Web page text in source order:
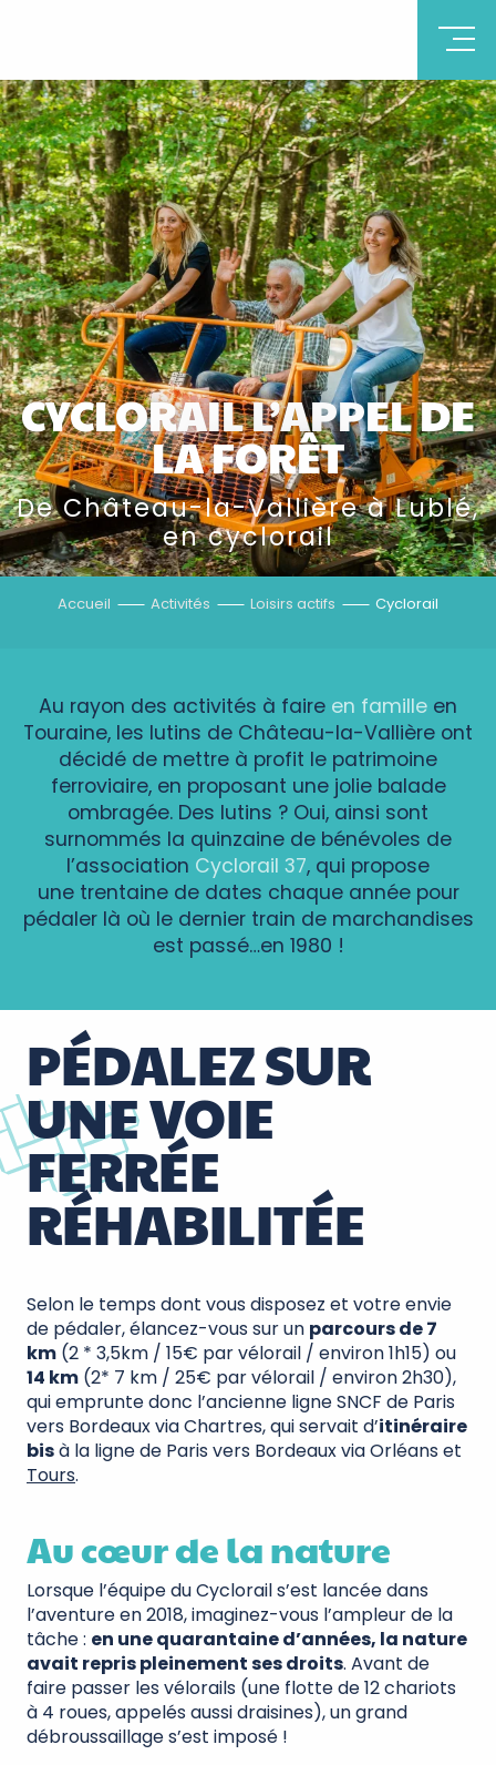
CYCLORAIL L’APPEL DE
LA FORÊT
De Château-la-Vallière à Lublé,
en cyclorail
Accueil Activités Loisirs actifs Cyclorail
Au rayon des activités à faire en famille en
Touraine, les lutins de Château-la-Vallière ont
décidé de mettre à profit le patrimoine
ferroviaire, en proposant une jolie balade
ombragée. Des lutins ? Oui, ainsi sont
surnommés la quinzaine de bénévoles de
l’association Cyclorail 37, qui propose
une trentaine de dates chaque année pour
pédaler là où le dernier train de marchandises
est passé…en 1980 !
PÉDALEZ SUR
UNE VOIE
FERRÉE
RÉHABILITÉE
Selon le temps dont vous disposez et votre envie
de pédaler, élancez-vous sur un parcours de 7
km (2 * 3,5km / 15€ par vélorail / environ 1h15) ou
14 km (2* 7 km / 25€ par vélorail / environ 2h30),
qui emprunte donc l’ancienne ligne SNCF de Paris
vers Bordeaux via Chartres, qui servait d’itinéraire
bisà la ligne de Paris vers Bordeaux via Orléans et
Tours.
Au cœur de la nature
Lorsque l’équipe du Cyclorail s’est lancée dans
l’aventure en 2018, imaginez-vous l’ampleur de la
tâche : en une quarantaine d’années, la nature
avait repris pleinement ses droits. Avant de
faire passer les vélorails (une flotte de 12 chariots
à 4 roues, appelés aussi draisines), un grand
débroussaillage s’est imposé !